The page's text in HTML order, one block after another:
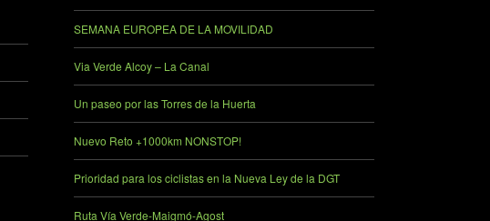
SEMANA EUROPEA DE LA MOVILIDAD
Via Verde Alcoy – La Canal
Un paseo por las Torres de la Huerta
Nuevo Reto +1000km NONSTOP!
Prioridad para los ciclistas en la Nueva Ley de la DGT
Ruta Vía Verde-Maigmó-Agost